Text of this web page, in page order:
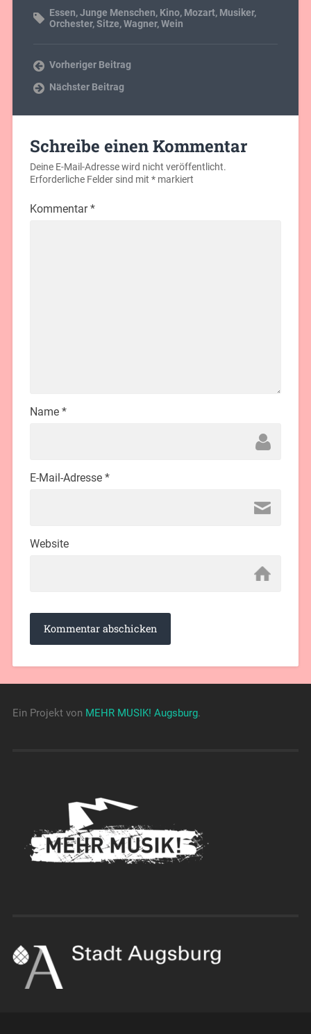
Essen,Junge Menschen, Kino, Mozart, Musiker,
Orchester,Sitze,Wagner,Wein
Vorheriger Beitrag
Nächster Beitrag
Schreibe einen Kommentar
Deine E-Mail-Adresse wird nicht veröffentlicht.
Erforderliche Felder sind mit *markiert
Kommentar*
Name *
E-Mail-Adresse *
Website
Ein Projekt von MEHR MUSIK! Augsburg.